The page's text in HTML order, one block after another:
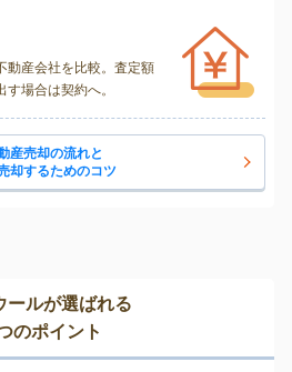
動産会社を比較。査定額
場合は契約へ。
産売却の流れと
却するためのコツ
ールが選ばれる
のポイント